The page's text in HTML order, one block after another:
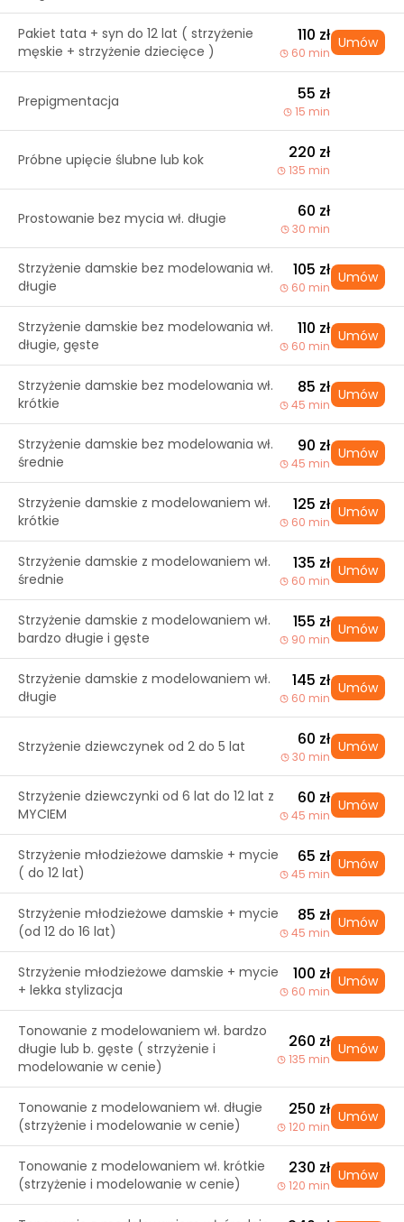
Pakiet tata + syn do 12 lat ( strzyżenie
męskie + strzyżenie dziecięce )
110 zł
60 min
Umów
Prepigmentacja 55 zł
15 min
Próbne upięcie ślubne lub kok 220 zł
135 min
Prostowanie bez mycia wł. długie 60 zł
30 min
Strzyżenie damskie bez modelowania wł.
długie
105 zł
60 min
Umów
Strzyżenie damskie bez modelowania wł.
długie, gęste
110 zł
60 min
Umów
Strzyżenie damskie bez modelowania wł.
krótkie
85 zł
45 min
Umów
Strzyżenie damskie bez modelowania wł.
średnie
90 zł
45 min
Umów
Strzyżenie damskie z modelowaniem wł.
krótkie
125 zł
60 min
Umów
Strzyżenie damskie z modelowaniem wł.
średnie
135 zł
60 min
Umów
Strzyżenie damskie z modelowaniem wł.
bardzo długie i gęste
155 zł
90 min
Umów
Strzyżenie damskie z modelowaniem wł.
długie
145 zł
60 min
Umów
Strzyżenie dziewczynek od 2 do 5 lat 60 zł
30 min
Umów
Strzyżenie dziewczynki od 6 lat do 12 lat z
MYCIEM
60 zł
45 min
Umów
Strzyżenie młodzieżowe damskie + mycie
( do 12 lat)
65 zł
45 min
Umów
Strzyżenie młodzieżowe damskie + mycie
(od 12 do 16 lat)
85 zł
45 min
Umów
Strzyżenie młodzieżowe damskie + mycie
+ lekka stylizacja
100 zł
60 min
Umów
Tonowanie z modelowaniem wł. bardzo
długie lub b. gęste ( strzyżenie i
modelowanie w cenie)
260 zł
135 min
Umów
Tonowanie z modelowaniem wł. długie
(strzyżenie i modelowanie w cenie)
250 zł
120 min
Umów
Tonowanie z modelowaniem wł. krótkie
(strzyżenie i modelowanie w cenie)
230 zł
120 min
Umów